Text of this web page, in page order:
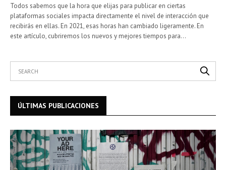
Todos sabemos que la hora que elijas para publicar en ciertas
plataformas sociales impacta directamente el nivel de interacción que
recibirás en ellas. En 2021, esas horas han cambiado ligeramente. En
este artículo, cubriremos los nuevos y mejores tiempos para…
ÚLTIMAS PUBLICACIONES